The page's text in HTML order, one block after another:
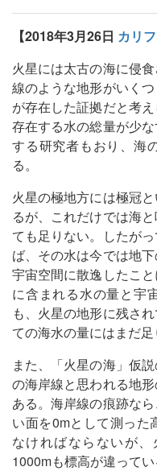
【2018年3月26日 カリ
火星には太古の海に侵
線のような地形がいく
が存在した証拠だと考
存在する水の総量が少
する研究者もおり、海
る。
火星の極地方には極冠
るが、これだけでは海
ても足りない。したが
ば、その水は今では地
宇宙空間に散逸したこ
に含まれる水の量と宇
も、火星の地形に残さ
ての海水の量にはまだ足
また、「火星の海」仮
の海岸線と思われる地
ある。海岸線の痕跡な
い面を0mとして測った
なければならないが
1000mも標高が違ってい